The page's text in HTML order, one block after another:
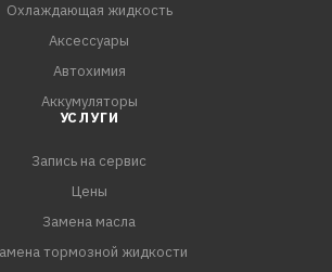
Охлаждающая жидкость
Аксессуары
Автохимия
Аккумуляторы
УСЛУГИ
Запись на сервис
Цены
Замена масла
тормозной жидкости